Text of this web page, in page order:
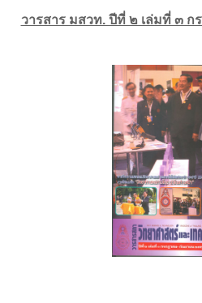
วารสาร มสวท. ปีที่ ๒ เล่มที่ ๓